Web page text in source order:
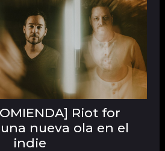
Riot for
nueva ola en el
indie